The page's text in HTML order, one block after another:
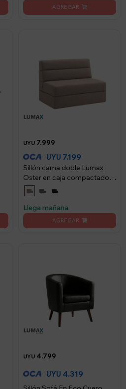
UYU 7.999
UYU 7.199
Sillón cama doble Lumax
Oster en caja compactado -
Beige
Llega mañana
UYU 4.799
UYU 4.319